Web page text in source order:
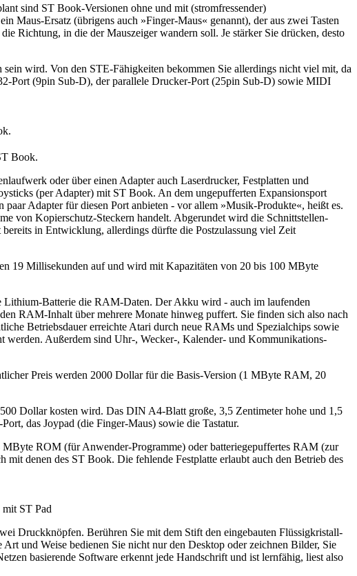
sind ST Book-Versionen ohne und mit (stromfressender)
Maus-Ersatz (übrigens auch »Finger-Maus« genannt), der aus zwei Tasten
Richtung, in die der Mauszeiger wandern soll. Je stärker Sie drücken, desto
wird. Von den STE-Fähigkeiten bekommen Sie allerdings nicht viel mit, da
Port (9pin Sub-D), der parallele Drucker-Port (25pin Sub-D) sowie MIDI
Book.
oder über einen Adapter auch Laserdrucker, Festplatten und
(per Adapter) mit ST Book. An dem ungepufferten Expansionsport
Adapter für diesen Port anbieten - vor allem »Musik-Produkte«, heißt es.
von Kopierschutz-Steckern handelt. Abgerundet wird die Schnittstellen-
in Entwicklung, allerdings dürfte die Postzulassung viel Zeit
19 Millisekunden auf und wird mit Kapazitäten von 20 bis 100 MByte
Lithium-Batterie die RAM-Daten. Der Akku wird - auch im laufenden
RAM-Inhalt über mehrere Monate hinweg puffert. Sie finden sich also nach
Betriebsdauer erreichte Atari durch neue RAMs und Spezialchips sowie
werden. Außerdem sind Uhr-, Wecker-, Kalender- und Kommunikations-
Preis werden 2000 Dollar für die Basis-Version (1 MByte RAM, 20
Dollar kosten wird. Das DIN A4-Blatt große, 3,5 Zentimeter hohe und 1,5
das Joypad (die Finger-Maus) sowie die Tastatur.
ROM (für Anwender-Programme) oder batteriegepuffertes RAM (zur
denen des ST Book. Die fehlende Festplatte erlaubt auch den Betrieb des
ST Pad
Druckknöpfen. Berühren Sie mit dem Stift den eingebauten Flüssigkristall-
und Weise bedienen Sie nicht nur den Desktop oder zeichnen Bilder, Sie
basierende Software erkennt jede Handschrift und ist lernfähig, liest also